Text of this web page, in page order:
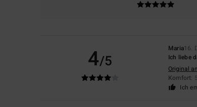
4/5
Maria16.
Ich liebe
Original
Komfort: 5
Ich